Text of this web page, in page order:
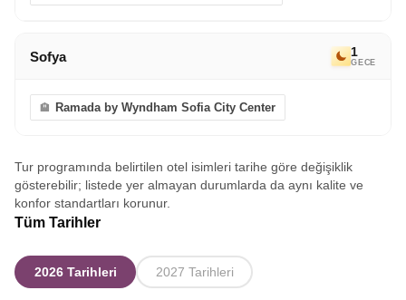
Sofya 1
GECE
Ramada by Wyndham Sofia City Center
Tur programında belirtilen otel isimleri tarihe göre değişiklik
gösterebilir; listede yer almayan durumlarda da aynı kalite ve
konfor standartları korunur.
Tüm Tarihler
2026 Tarihleri 2027 Tarihleri